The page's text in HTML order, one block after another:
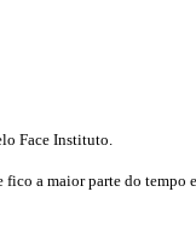
Face Instituto.
a maior parte do tempo